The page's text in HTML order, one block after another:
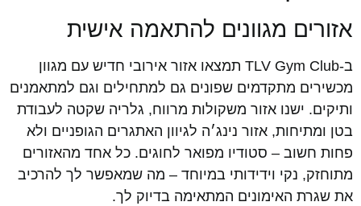
אזורים מגוונים להתאמה אישית
ב-TLV Gym Club תמצאו אזור אירובי חדיש עם מגוון
מכשירים מתקדמים שפונים גם למתחילים וגם למתאמנים
ותיקים. ישנו אזור משקולות מרווח, גלריה שקטה לעבודת
בטן ומתיחות, אזור נינג׳ה לגיוון האתגרים הגופניים ולא
פחות חשוב – סטודיו מפואר לחוגים. כל אחד מהאזורים
מתוחזק, נקי וידידותי במיוחד – מה שמאפשר לך להרכיב
את שגרת האימונים המתאימה בדיוק לך.